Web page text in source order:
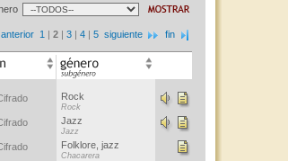
anterior 1 | 2| 3| 4| 5 siguiente fin
Rock
Rock
Jazz
Jazz
Folklore, jazz
Chacarera